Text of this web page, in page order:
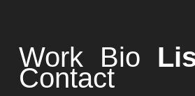
Work Bio
Contact